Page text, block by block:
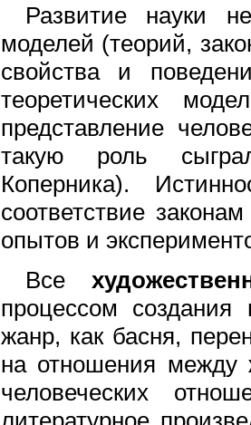
Развитие науки
моделей (теорий,
свойства и
теоретических
представление
такую роль
Коперника).
соответствие
опытов и
Все
процессом
жанр, как басня,
на отношения между
человеческих